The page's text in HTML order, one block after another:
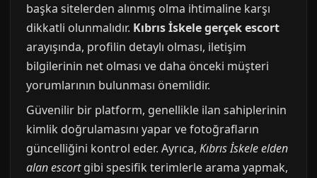
başka sitelerden alınmış olma ihtimaline karşı
dikkatli olunmalıdır. Kıbrıs İskele gerçek escort
arayışında, profilin detaylı olması, iletişim
bilgilerinin net olması ve daha önceki müşteri
yorumlarının bulunması önemlidir.
Güvenilir bir platform, genellikle ilan sahiplerinin
kimlik doğrulamasını yapar ve fotoğrafların
güncelliğini kontrol eder. Ayrıca, Kıbrıs İskele elden
alan escortgibi spesifik terimlerle arama yapmak,